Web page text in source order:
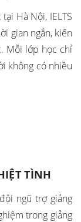
Hà Nội, IELTS
gian ngắn, kiến
Mỗi lớp học chỉ
không có nhiều
TÌNH
ngũ trợ giảng
trong giảng